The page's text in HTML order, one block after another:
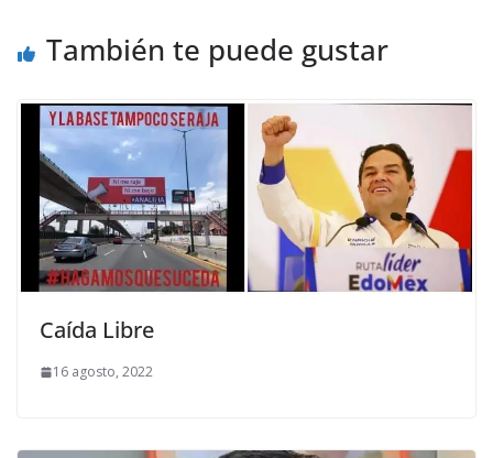
También te puede gustar
Caída Libre
16 agosto, 2022